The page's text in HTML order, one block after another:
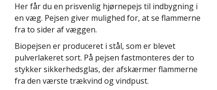
Her får du en prisvenlig hjørnepejs til indbygning i
en væg. Pejsen giver mulighed for, at se flammerne
fra to sider af væggen.
Biopejsen er produceret i stål, som er blevet
pulverlakeret sort. På pejsen fastmonteres der to
stykker sikkerhedsglas, der afskærmer flammerne
fra den værste trækvind og vindpust.